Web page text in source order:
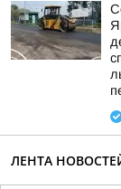
ЛЕНТА